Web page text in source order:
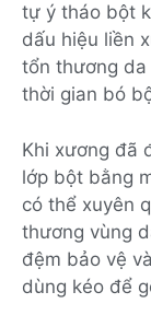
tự ý tháo bột
dấu hiệu liền
tổn thương da
thời gian bó
Khi xương đã
lớp bột bằng
có thể xuyên
thương vùng
đệm bảo vệ
dùng kéo để